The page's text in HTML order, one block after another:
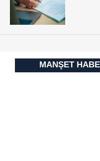
toplumu hizmetlerinin
kullanılmaktadır. Diğer
MANŞET